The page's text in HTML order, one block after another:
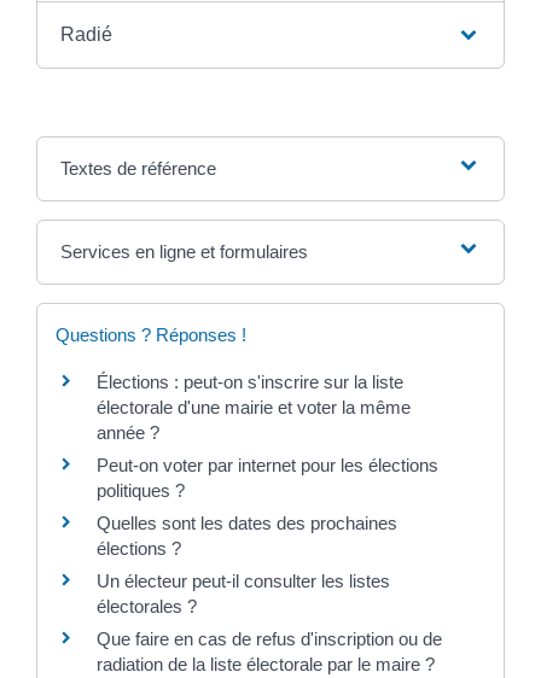
Radié
Textes de référence
Services en ligne et formulaires
Questions ? Réponses !
Élections : peut-on s'inscrire sur la liste
électorale d'une mairie et voter la même
année ?
Peut-on voter par internet pour les élections
politiques ?
Quelles sont les dates des prochaines
élections ?
Un électeur peut-il consulter les listes
électorales ?
Que faire en cas de refus d'inscription ou de
radiation de la liste électorale par le maire ?